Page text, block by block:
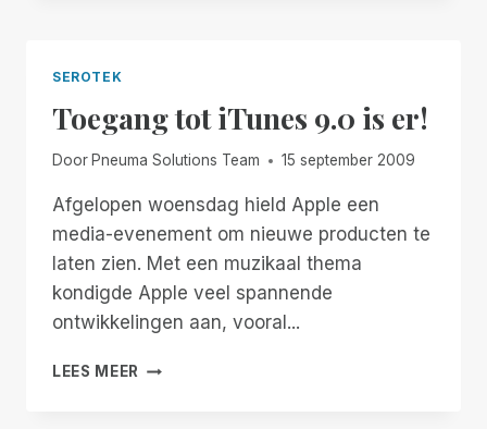
DE
ITUNES
APPS
SEROTEK
Toegang tot iTunes 9.0 is er!
Door Pneuma Solutions Team 15 september 2009
Afgelopen woensdag hield Apple een
media-evenement om nieuwe producten te
laten zien. Met een muzikaal thema
kondigde Apple veel spannende
ontwikkelingen aan, vooral...
LEES MEER TOEGANG